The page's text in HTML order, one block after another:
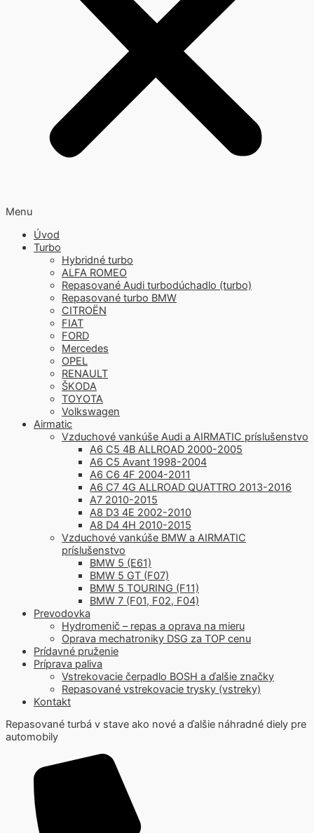
Menu
Úvod
Turbo
Hybridné turbo
ALFA ROMEO
Repasované Audi turbodúchadlo (turbo)
Repasované turbo BMW
CITROËN
FIAT
FORD
Mercedes
OPEL
RENAULT
ŠKODA
TOYOTA
Volkswagen
Airmatic
Vzduchové vankúše Audi a AIRMATIC príslušenstvo
A6 C5 4B ALLROAD 2000-2005
A6 C5 Avant 1998-2004
A6 C6 4F 2004-2011
A6 C7 4G ALLROAD QUATTRO 2013-2016
A7 2010-2015
A8 D3 4E 2002-2010
A8 D4 4H 2010-2015
Vzduchové vankúše BMW a AIRMATIC
príslušenstvo
BMW 5 (E61)
BMW 5 GT (F07)
BMW 5 TOURING (F11)
BMW 7 (F01, F02, F04)
Prevodovka
Hydromenič – repas a oprava na mieru
Oprava mechatroniky DSG za TOP cenu
Prídavné pruženie
Príprava paliva
Vstrekovacie čerpadlo BOSH a ďalšie značky
Repasované vstrekovacie trysky (vstreky)
Kontakt
Repasované turbá v stave ako nové a ďalšie náhradné diely pre
automobily